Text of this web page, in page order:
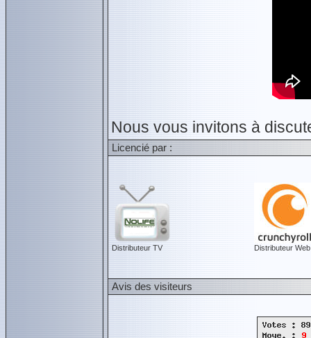
Nous vous invitons à
Licencié par :
Distributeur TV Distributeur Web
Avis des visiteurs